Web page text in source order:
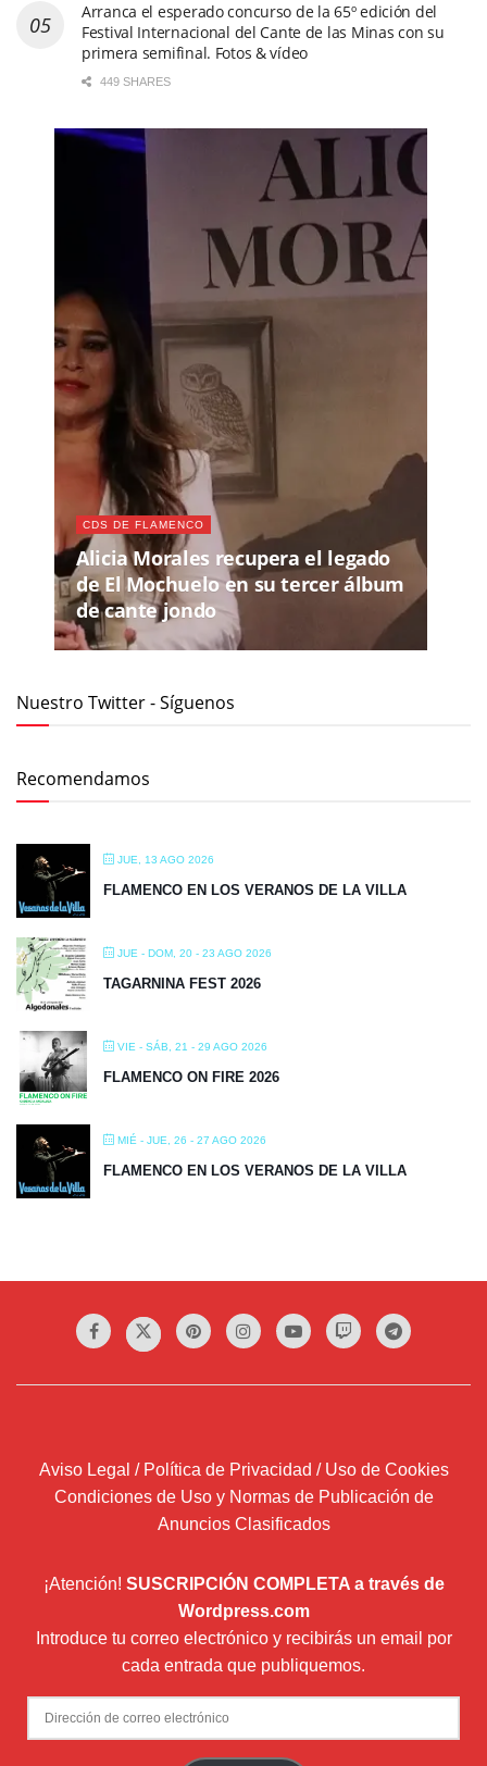
Arranca el esperado concurso de la 65º edición del
Festival Internacional del Cante de las Minas con su
primera semifinal. Fotos & vídeo
449 SHARES
CDS DE FLAMENCO
Alicia Morales recupera el legado
de El Mochuelo en su tercer álbum
de cante jondo
Nuestro Twitter - Síguenos
Recomendamos
JUE, 13 AGO 2026
FLAMENCO EN LOS VERANOS DE LA VILLA
JUE - DOM, 20 - 23 AGO 2026
TAGARNINA FEST 2026
VIE - SÁB, 21 - 29 AGO 2026
FLAMENCO ON FIRE 2026
MIÉ - JUE, 26 - 27 AGO 2026
FLAMENCO EN LOS VERANOS DE LA VILLA
Aviso Legal / Política de Privacidad / Uso de Cookies
Condiciones de Uso y Normas de Publicación de
Anuncios Clasificados
¡Atención! SUSCRIPCIÓN COMPLETA a través de
Wordpress.com
Introduce tu correo electrónico y recibirás un email por
cada entrada que publiquemos.
Dirección
de